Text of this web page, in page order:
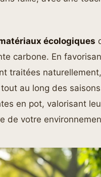
écologiques
carbone. En
traitées
au long des
en pot, valorisant
de votre